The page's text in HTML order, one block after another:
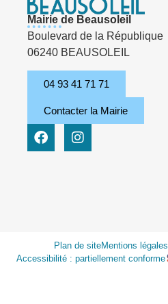
Mairie de Beausoleil
Boulevard de la République
06240 BEAUSOLEIL
04 93 41 71 71
Contacter la Mairie
Plan de siteMentions légales
Accessibilité : partiellement conforme